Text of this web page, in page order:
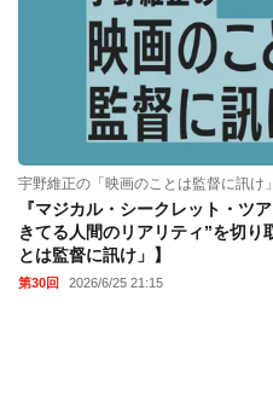
宇野維正の「映画のことは監督に訊け」
『マジカル・シークレット・ツ
きてる人間のリアリティ”を切り
とは監督に訊け」】
第30回 2026/6/25 21:15